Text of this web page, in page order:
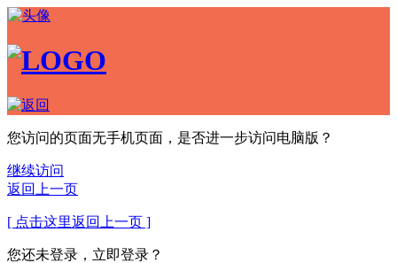
您访问的页面无手机页面，是否进一步访问电脑版？
继续访问
返回上一页
[ 点击这里返回上一页 ]
您还未登录，立即登录？